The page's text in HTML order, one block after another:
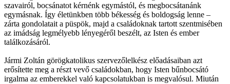
szavairól, bocsánatot kérnénk egymástól, és megbocsátanánk
egymásnak. Így életünkben több békesség és boldogság lenne –
zárta gondolatait a püspök, majd a családoknak tartott szentmisében
az imádság legmélyebb lényegéről beszélt, az Isten és ember
találkozásáról.
Jármi Zoltán görögkatolikus szervezőlelkész előadásaiban azt
erősítette meg a részt vevő családokban, hogy Isten bűnbocsátó
irgalma az emberekkel való kapcsolatukban is megvalósul. Miután